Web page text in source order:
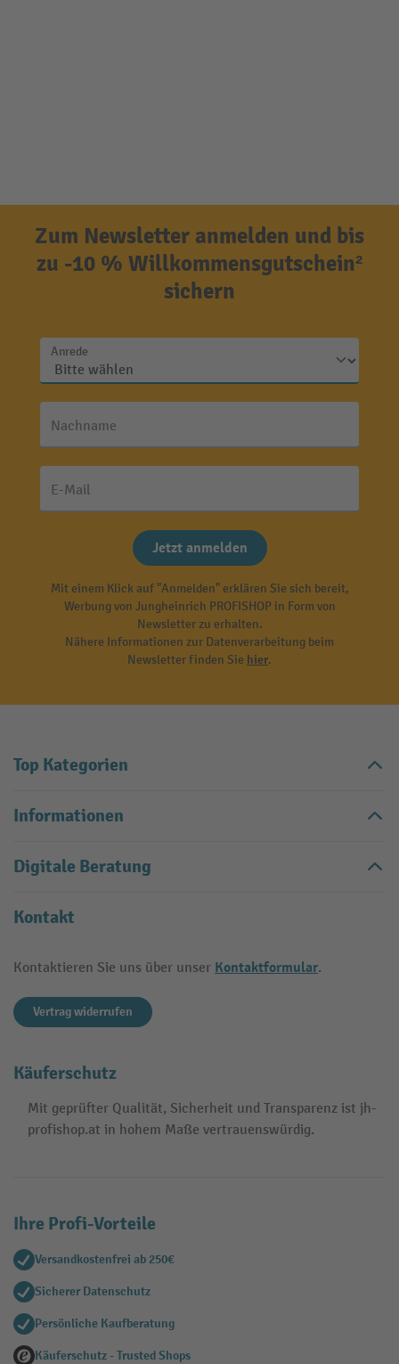
Zum Newsletter anmelden und bis
zu -10 % Willkommensgutschein²
sichern
Anrede
Nachname
E-Mail
Jetzt anmelden
Mit einem Klick auf "Anmelden" erklären Sie sich bereit,
Werbung von Jungheinrich PROFISHOP in Form von
Newsletter zu erhalten.
Nähere Informationen zur Datenverarbeitung beim
Newsletter finden Sie hier.
Top Kategorien
Informationen
Digitale Beratung
Kontakt
Kontaktieren Sie uns über unser Kontaktformular.
Vertrag widerrufen
Käuferschutz
Mit geprüfter Qualität, Sicherheit und Transparenz ist jh-
profishop.at in hohem Maße vertrauenswürdig.
Ihre Profi-Vorteile
Versandkostenfrei ab 250€
Sicherer Datenschutz
Persönliche Kaufberatung
Käuferschutz - Trusted Shops